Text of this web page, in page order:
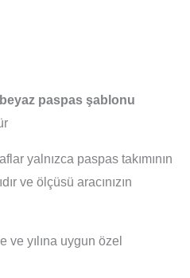
paspas şablonu
yalnızca paspas takımının
ve ölçüsü aracınızın
ve yılına uygun özel